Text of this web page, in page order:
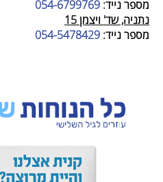
מספר נייד: 054-6799769
נתניה, שד' ויצמן 15
מספר נייד: 054-5478429